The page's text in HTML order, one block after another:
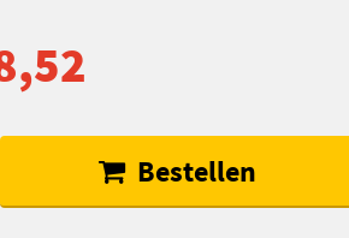
Bestellen